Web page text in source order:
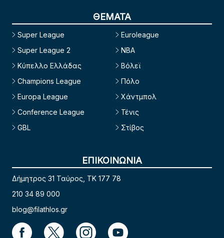
ΘΕΜΑΤΑ
Super League
Super League 2
Κύπελλο Ελλάδας
Champions League
Europa League
Conference League
GBL
Euroleague
NBA
Βόλεϊ
Πόλο
Χάντμπολ
Τένις
Στίβος
ΕΠΙΚΟΙΝΩΝΙΑ
Δήμητρος 31 Ταύρος, TK 177 78
210 34 89 000
blog@filathlos.gr